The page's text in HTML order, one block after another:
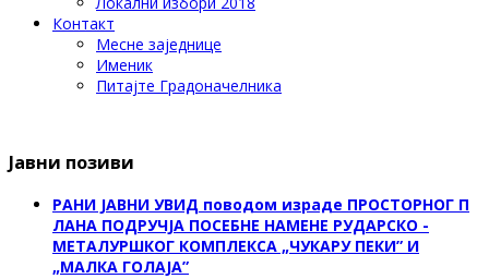
Контакт
Месне заједнице
Именик
Питајте Градоначелника
Јавни позиви
РАНИ ЈАВНИ УВИД поводом израде ПРОСТОРНОГ П
ЛАНА ПОДРУЧЈА ПОСЕБНЕ НАМЕНЕ РУДАРСКО -
МЕТАЛУРШКОГ КОМПЛЕКСА „ЧУКАРУ ПЕКИ” И
„МАЛКА ГОЛАЈА”